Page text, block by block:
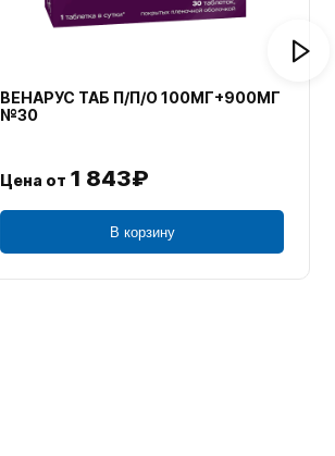
ВЕНАРУС ТАБ П/П/О 100МГ+900МГ
№30
Цена от 1 843₽
В корзину